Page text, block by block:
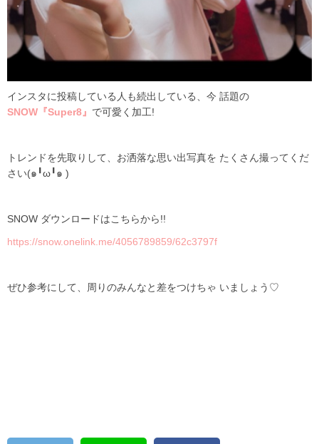
インスタに投稿している人も続出している、今 話題の
SNOW『Super8』 で可愛く加工!
トレンドを先取りして、お洒落な思い出写真を たくさん撮ってくだ
さい(๑╹ω╹๑ )
SNOW ダウンロードはこちらから!!
https://snow.onelink.me/4056789859/62c3797f
ぜひ参考にして、周りのみんなと差をつけちゃ いましょう ♡